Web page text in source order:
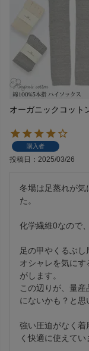
オーガニックコット
購入者
投稿日 2025/03/26
冬場は足蒸れが気
た。
化学繊維0なので
足の甲やくるぶし
オシャレを気に
がします。
この辺りが、量
にないかも？と思
強い圧迫がなく着
く快適に使えてい